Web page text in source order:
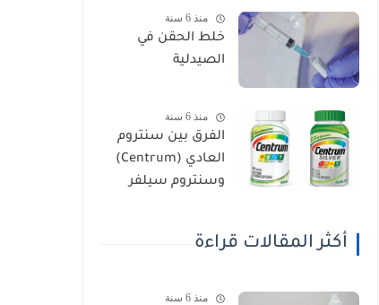
منذ 6 سنة
خلط الحقن في
الصيدلية
منذ 6 سنة
الفرق بين سنتروم
العادي (Centrum)
وسنتروم سيلفر
أكثر المقالات قراءة
منذ 6 سنة